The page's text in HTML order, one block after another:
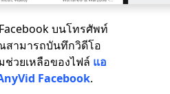
บนโทรศัพท์
ามารถบันทึกวิดีโอ
ช่วยเหลือของไฟล์ แอ
Facebook.